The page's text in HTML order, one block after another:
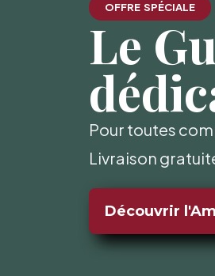
OFFRE SPÉCIALE
Le
Pour toutes
Livraison
Découvrir